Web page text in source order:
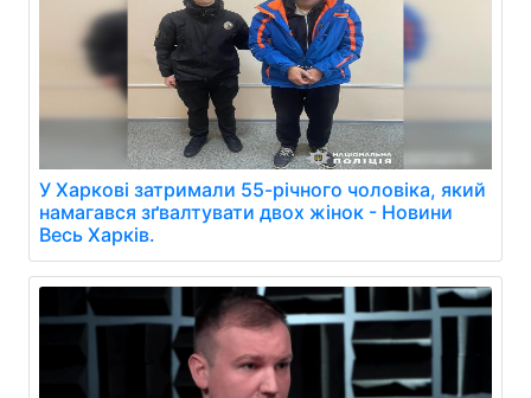
У Харкові затримали 55-річного чоловіка, який
намагався зґвалтувати двох жінок - Новини
Весь Харків.